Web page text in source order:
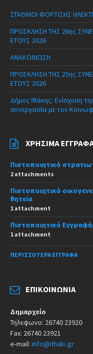
ΣΤΑΘΜΟΙ ΦΟΡΤΙΣΗΣ
ΠΡΟΣΚΛΗΣΗ ΤΗΣ 26ης
ΕΤΟΥΣ 2026
ΑΝΑΚΟΙΝΩΣΗ
ΠΡΟΣΚΛΗΣΗ ΤΗΣ 25ης
ΕΤΟΥΣ 2026
Δήμος Ιθάκης: Ενίσχυση
συνεργασία με τον
ΧΡΉΣΙΜΑ
Πιστοποιητικό
2 attachments
Πιστοποιητικό
θητεία
1 attachment
Πιστοποιητικό
1 attachment
ΠΕΡΙΣΣΌΤΕΡΑ ΈΓΓΡΑΦΑ
ΕΠΙΚΟΙΝΩΝΊΑ
Δημαρχείο
Τηλεφωνο: 26740 23920
Fax: 26740 23921
e-mail: info@ithaki.gr